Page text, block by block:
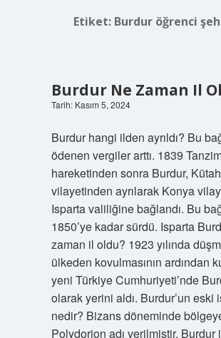
Etiket: Burdur öğrenci
Burdur Ne Zaman Il
Tarih: Kasım 5, 2024
Burdur hangi ilden ayrıldı? Bu
ödenen vergiler arttı. 1839
hareketinden sonra Burdur,
vilayetinden ayrılarak Konya
Isparta valiliğine bağlandı. Bu
1850’ye kadar sürdü. Isparta
zaman il oldu? 1923 yılında
ülkeden kovulmasının ardından
yeni Türkiye Cumhuriyeti’nde
olarak yerini aldı. Burdur’un eski
nedir? Bizans döneminde
Polydorion adı verilmiştir. Burdur